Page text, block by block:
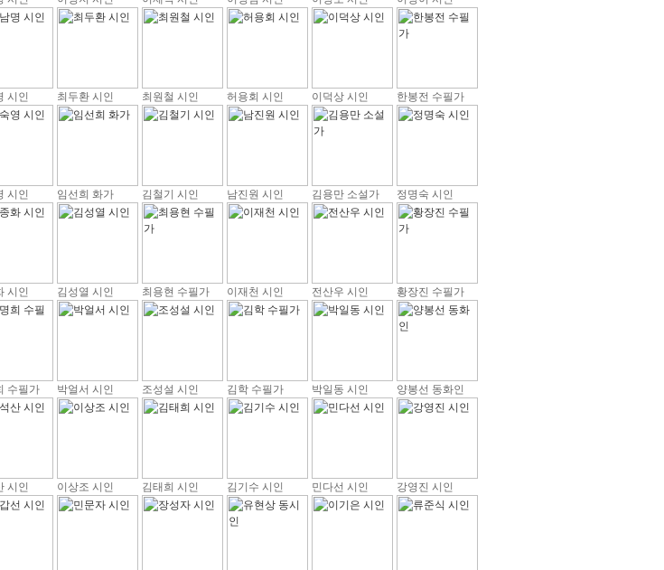
시인 최두환 시인 최원철 시인 허용회 시인 이덕상 시인 한봉전 수필가
시인 임선희 화가 김철기 시인 남진원 시인 김용만 소설가 정명숙 시인
시인 김성열 시인 최용현 수필가 이재천 시인 전산우 시인 황장진 수필가
수필가 박얼서 시인 조성설 시인 김학 수필가 박일동 시인 양봉선 동화인
시인 이상조 시인 김태희 시인 김기수 시인 민다선 시인 강영진 시인